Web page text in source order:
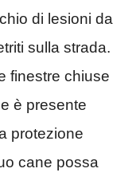
di lesioni da
sulla strada.
finestre chiuse
è presente
protezione
cane possa